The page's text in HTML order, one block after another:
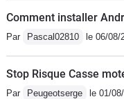
Comment installer
Par Pascal02810 le 06/08/
Stop Risque Casse
Par Peugeotserge le 01/